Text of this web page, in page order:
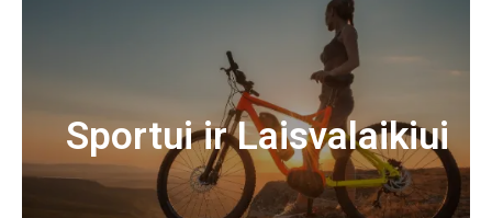
Sportui ir Laisvalaikiui